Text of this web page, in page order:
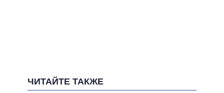
ЧИТАЙТЕ ТАКЖЕ